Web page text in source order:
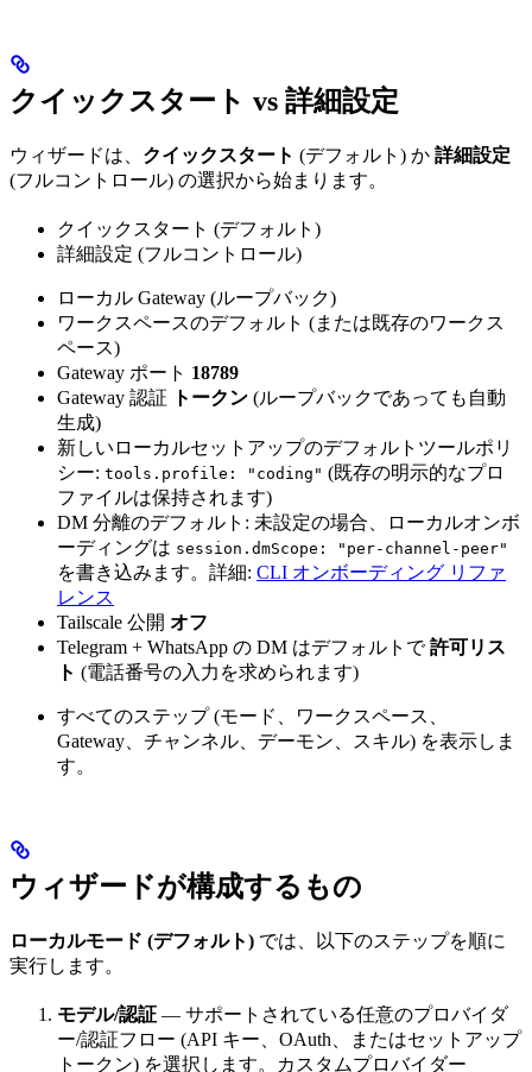
クイックスタート vs 詳細設定
ウィザードは、 クイックスタート (デフォルト) か 詳細設定
(フルコントロール) の選択から始まります。
クイックスタート (デフォルト)
詳細設定 (フルコントロール)
ローカル Gateway (ループバック)
ワークスペースのデフォルト (または既存のワークス
ペース)
Gateway ポート 18789
Gateway 認証
トークン (ループバックであっても自動
生成)
新しいローカルセットアップのデフォルトツールポリ
シー: tools.profile: "coding" (既存の明示的なプロ
ファイルは保持されます)
DM 分離のデフォルト: 未設定の場合、ローカルオンボ
ーディングは session.dmScope: "per-channel-peer"
を書き込みます。詳細: CLI オンボーディング リファ
レンス
Tailscale 公開 オフ
Telegram + WhatsApp の DM はデフォルトで許可リス
ト (電話番号の入力を求められます)
すべてのステップ (モード、ワークスペース、
Gateway、チャンネル、デーモン、スキル) を表示しま
す。
ウィザードが構成するもの
ローカルモード (デフォルト) では、以下のステップを順に
実行します。
モデル/認証 — サポートされている任意のプロバイダ
ー/認証フロー (API キー、OAuth、またはセットアップ
トークン) を選択します。カスタムプロバイダー